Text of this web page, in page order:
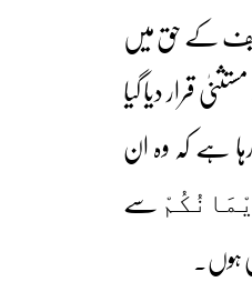
کے حق میں
قرار دیا گیا
ہے کہ وہ ان
سے
ہوں۔